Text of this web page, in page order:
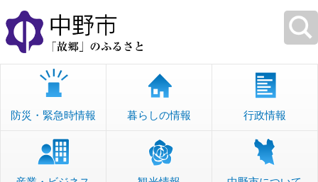
本
文
へ
移
防災・緊急時情報 暮らしの情報 行政情報